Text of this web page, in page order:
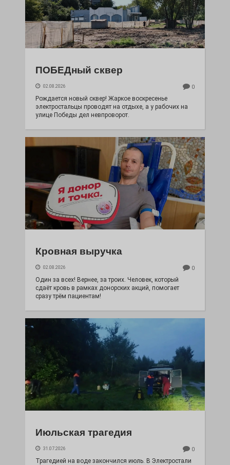
ПОБЕДный сквер
02.08.2026 0
Рождается новый сквер! Жаркое воскресенье
электростальцы проводят на отдыхе, а у рабочих на
улице Победы дел невпроворот.
Кровная выручка
02.08.2026 0
Один за всех! Вернее, за троих. Человек, который
сдаёт кровь в рамках донорских акций, помогает
сразу трём пациентам!
Июльская трагедия
31.07.2026 0
Трагедией на воде закончился июль. В Электростали